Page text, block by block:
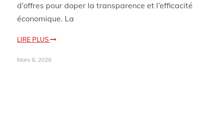
d’offres pour doper la transparence et l’efficacité
économique. La
LIRE PLUS
Mars 8, 2026